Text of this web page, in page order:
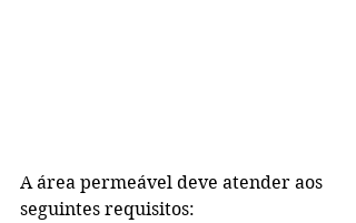
A área permeável deve atender aos
seguintes requisitos: